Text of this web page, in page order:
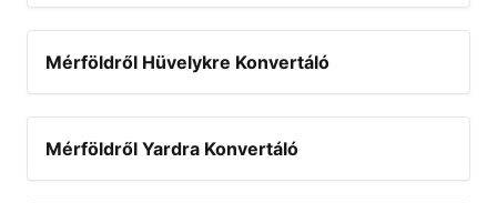
Mérföldről Hüvelykre Konvertáló
Mérföldről Yardra Konvertáló